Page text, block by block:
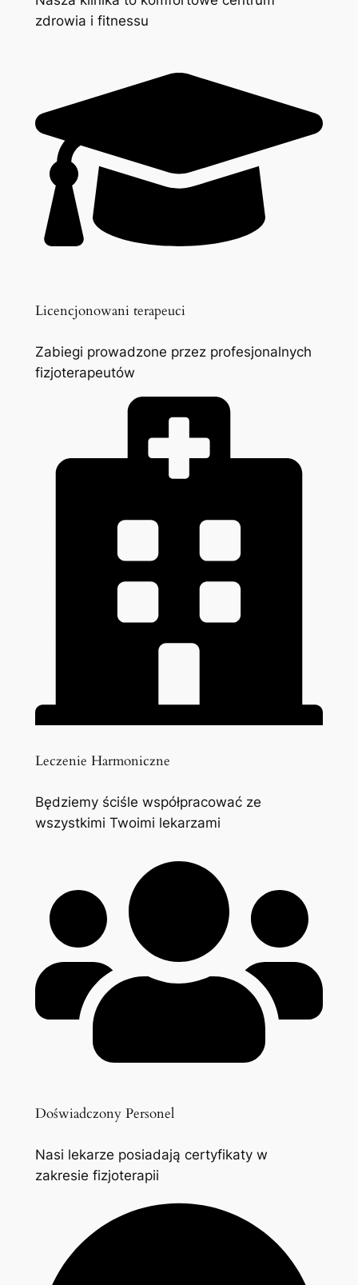
zdrowia i fitnessu
Licencjonowani terapeuci
Zabiegi prowadzone przez profesjonalnych
fizjoterapeutów
Leczenie Harmoniczne
Będziemy ściśle współpracować ze
wszystkimi Twoimi lekarzami
Doświadczony Personel
Nasi lekarze posiadają certyfikaty w
zakresie fizjoterapii